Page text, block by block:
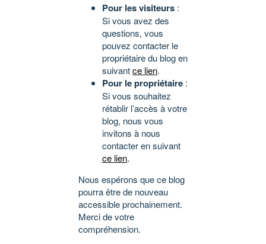
Pour les visiteurs :
Si vous avez des
questions, vous
pouvez contacter le
propriétaire du blog en
suivantce lien.
Pour le propriétaire :
Si vous souhaitez
rétablir l’accès à votre
blog, nous vous
invitons à nous
contacter en suivant
ce lien.
Nous espérons que ce blog
pourra être de nouveau
accessible prochainement.
Merci de votre
compréhension.